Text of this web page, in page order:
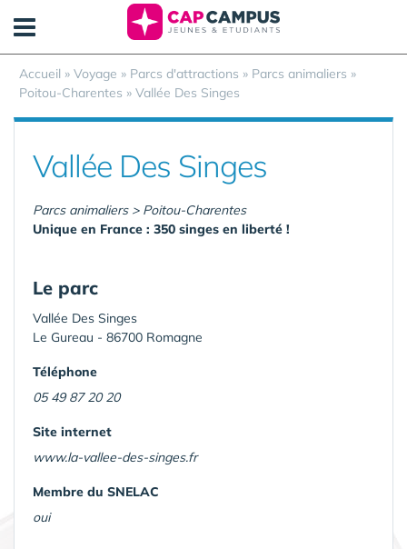
Accueil » Voyage » Parcs d'attractions » Parcs animaliers »
Poitou-Charentes » Vallée Des Singes
Vallée Des Singes
Parcs animaliers > Poitou-Charentes
Unique en France : 350 singes en liberté !
Le parc
Vallée Des Singes
Le Gureau - 86700 Romagne
Téléphone
05 49 87 20 20
Site internet
www.la-vallee-des-singes.fr
Membre du SNELAC
oui
Panneau de gestion des cookies